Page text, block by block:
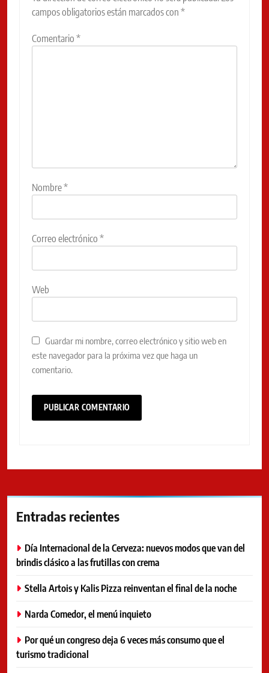
campos obligatorios están marcados con *
Comentario *
Nombre*
Correo electrónico *
Web
Guardar mi nombre, correo electrónico y sitio web en
este navegador para la próxima vez que haga un
comentario.
Entradas recientes
Día Internacional de la Cerveza: nuevos modos que van del
brindis clásico a las frutillas con crema
Stella Artois y Kalis Pizza reinventan el final de la noche
Narda Comedor, el menú inquieto
Por qué un congreso deja 6 veces más consumo que el
turismo tradicional